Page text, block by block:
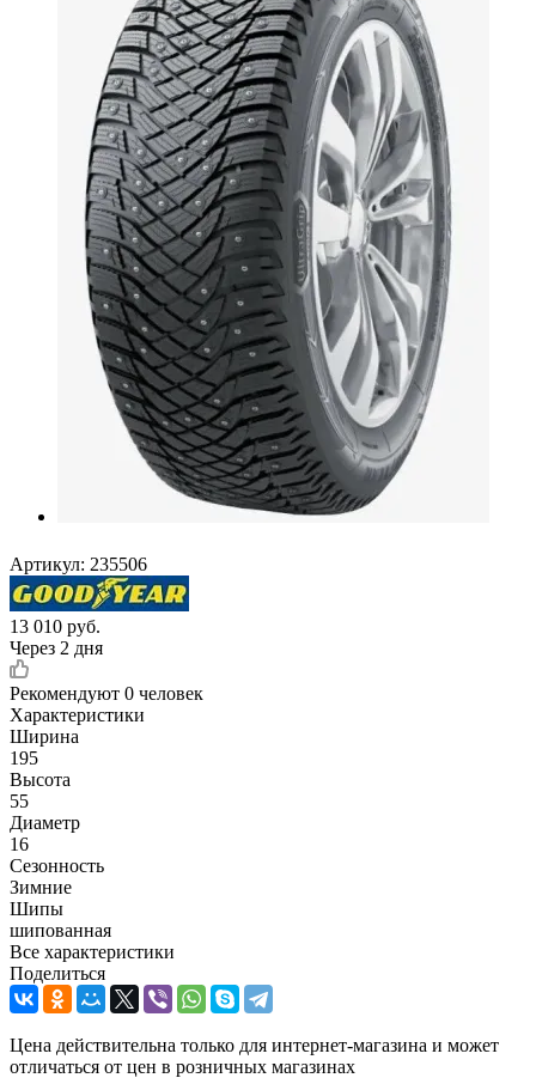
Артикул: 235506
13 010 руб.
Через 2 дня
Рекомендуют 0 человек
Характеристики
Ширина
195
Высота
55
Диаметр
16
Сезонность
Зимние
Шипы
шипованная
Все характеристики
Поделиться
Цена действительна только для интернет-магазина и может
отличаться от цен в розничных магазинах